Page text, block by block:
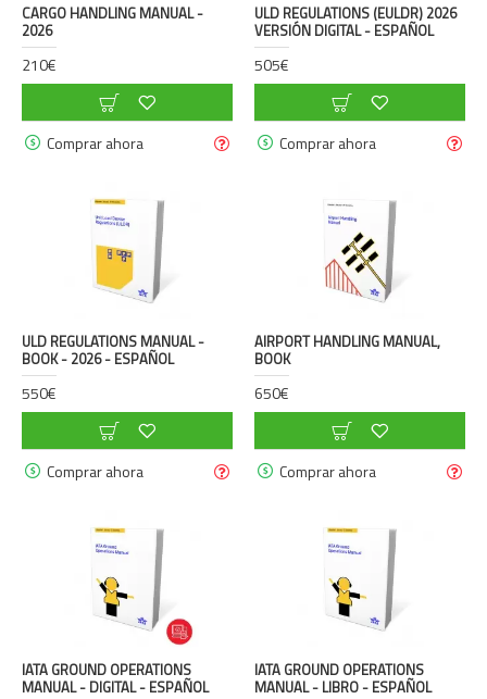
CARGO HANDLING MANUAL -
2026
210€
Comprar ahora
ULD REGULATIONS (EULDR) 2026
VERSIÓN DIGITAL - ESPAÑOL
505€
Comprar ahora
ULD REGULATIONS MANUAL -
BOOK - 2026 - ESPAÑOL
550€
Comprar ahora
AIRPORT HANDLING MANUAL,
BOOK
650€
Comprar ahora
IATA GROUND OPERATIONS
MANUAL - DIGITAL - ESPAÑOL
IATA GROUND OPERATIONS
MANUAL - LIBRO - ESPAÑOL